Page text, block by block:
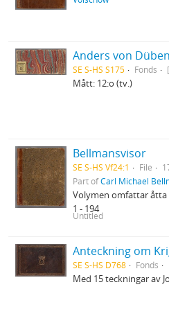
SE S-HS S175 Fonds
Mått: 12:o (tv.)
Bellmansvisor
SE S-HS Vf24:1 File
Part ofCarl Michael
Volymen omfattar åtta
1 - 194
Untitled
SE S-HS D768 Fonds
Med 15 teckningar av